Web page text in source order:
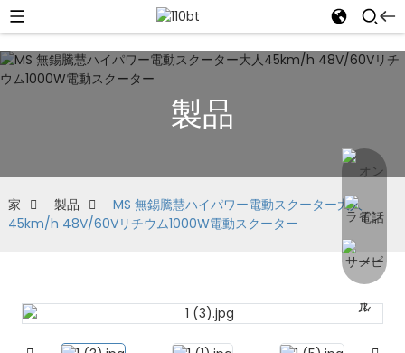
製品
家 製品
MS 無錫騰慧ハイパワー電動スクーター大人
45km/h 48V/60Vリチウム1000W電動スクーター